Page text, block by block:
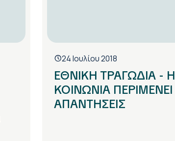
24 Ιουλίου 2018
ΕΘΝΙΚΗ ΤΡΑΓΩΔΙΑ - Η
ΚΟΙΝΩΝΙΑ ΠΕΡΙΜΕΝΕΙ
ΑΠΑΝΤΗΣΕΙΣ